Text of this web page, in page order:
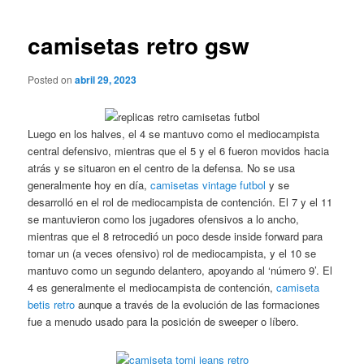
camisetas retro gsw
Posted onabril 29, 2023
Luego en los halves, el 4 se mantuvo como el mediocampista
central defensivo, mientras que el 5 y el 6 fueron movidos hacia
atrás y se situaron en el centro de la defensa. No se usa
generalmente hoy en día,camisetas vintage futbol y se
desarrolló en el rol de mediocampista de contención. El 7 y el 11
se mantuvieron como los jugadores ofensivos a lo ancho,
mientras que el 8 retrocedió un poco desde inside forward para
tomar un (a veces ofensivo) rol de mediocampista, y el 10 se
mantuvo como un segundo delantero, apoyando al ‘número 9’. El
4 es generalmente el mediocampista de contención,camiseta
betis retro aunque a través de la evolución de las formaciones
fue a menudo usado para la posición de sweeper o líbero.